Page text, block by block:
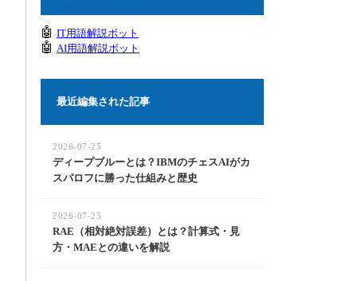
🤖 IT用語解説ボット
🤖 AI用語解説ボット
最近編集された記事
ディープブルーとは？IBMのチェスAIがカ
スパロフに勝った仕組みと歴史
2026-07-25
RAE（相対絶対誤差）とは？計算式・見
方・MAEとの違いを解説
2026-07-25